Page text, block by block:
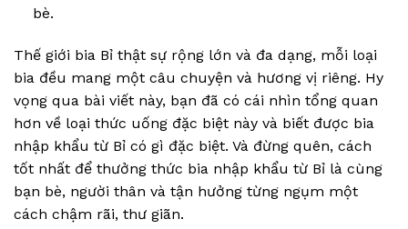
bè.
Thế giới bia Bỉ thật sự rộng lớn và đa dạng, mỗi loại
bia đều mang một câu chuyện và hương vị riêng. Hy
vọng qua bài viết này, bạn đã có cái nhìn tổng quan
hơn về loại thức uống đặc biệt này và biết được bia
nhập khẩu từ Bỉ có gì đặc biệt. Và đừng quên, cách
tốt nhất để thưởng thức bia nhập khẩu từ Bỉ là cùng
bạn bè, người thân và tận hưởng từng ngụm một
cách chậm rãi, thư giãn.